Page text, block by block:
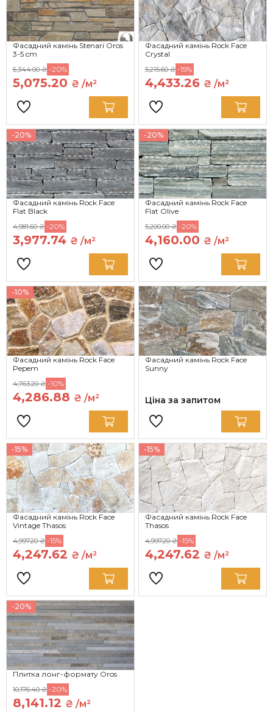
Фасадний камінь Stenari Oros
3-5 cm
6,344.00 ₴ -20%
5,075.20 ₴ /м²
Фасадний камінь Rock Face
Crystal
5,215.60 ₴ -15%
4,433.26 ₴ /м²
-20%
Фасадний камінь Rock Face
Flat Black
4,981.60 ₴ -20%
3,977.74 ₴ /м²
-20%
Фасадний камінь Rock Face
Flat Olive
5,200.00 ₴ -20%
4,160.00 ₴ /м²
-10%
Фасадний камінь Rock Face
Pepem
4,763.20 ₴ -10%
4,286.88 ₴ /м²
Фасадний камінь Rock Face
Sunny
Ціна за запитом
-15%
Фасадний камінь Rock Face
Vintage Thasos
4,997.20 ₴ -15%
4,247.62 ₴ /м²
-15%
Фасадний камінь Rock Face
Thasos
4,997.20 ₴ -15%
4,247.62 ₴ /м²
-20%
Плитка лонг-формату Oros
10,176.40 ₴ -20%
8,141.12 ₴ /м²